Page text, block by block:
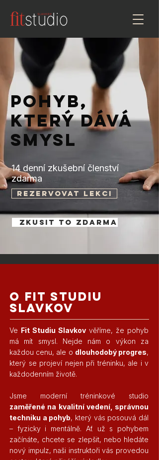
pohyb,
který dává
smysl
14 denní zkušební členství
zdarma
rezervovat lekci
zkusit to zdarma
o fit studiu
slavkov
Ve Fit Studiu Slavkov věříme, že pohyb
má mít smysl. Nejde nám o výkon za
každou cenu, ale o dlouhodobý progres,
který se projeví nejen při tréninku, ale i v
každodenním životě.
Jsme moderní tréninkové studio
zaměřené na kvalitní vedení, správnou
techniku a pohyb, který vás posouvá dál
– fyzicky i mentálně. Ať už s pohybem
začínáte, chcete se zlepšit, nebo hledáte
nový impulz, naši instruktoři vás provedou